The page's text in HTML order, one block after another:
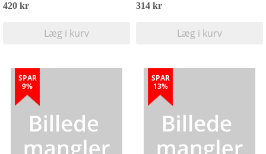
420 kr
Læg i kurv
314 kr
Læg i kurv
SPAR
9%
SPAR
13%